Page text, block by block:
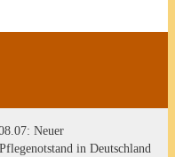
Neuer
in Deutschland